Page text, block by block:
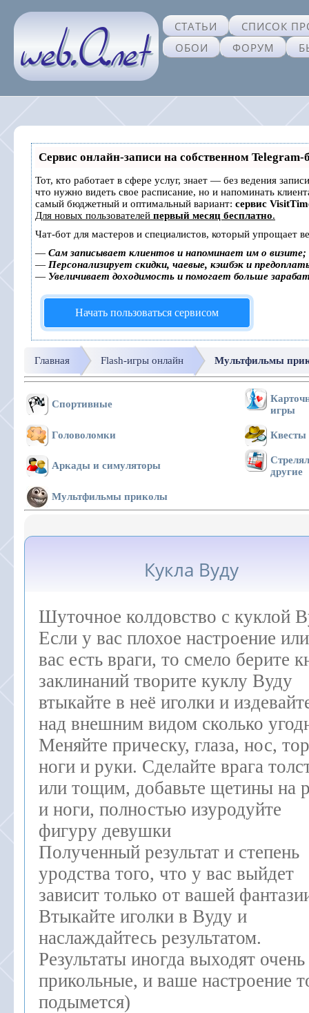
СТАТЬИ
СПИСОК
ОБОИ
ФОРУМ
Сервис онлайн-записи на собственном Telegram-
Тот, кто работает в сфере услуг, знает — без ведения
что нужно видеть свое расписание, но и напоминать
самый бюджетный и оптимальный вариант: сервис
Для новых пользователей первый месяц бесплатно.
Чат-бот для мастеров и специалистов, который упрощает
— Сам записывает клиентов и напоминает им о визите;
— Персонализирует скидки, чаевые, кэшбэк и
— Увеличивает доходимость и помогает больше
Начать пользоваться сервисом
Главная Flash-игры онлайн Мультфильмы
Спортивные
игры
Головоломки Квесты
Аркады и симуляторы
другие
Мультфильмы приколы
Кукла Вуду
Шуточное колдовство с куклой
Если у вас плохое настроение
вас есть враги, то смело берите
заклинаний творите куклу Вуду
втыкайте в неё иголки и
над внешним видом сколько
Меняйте прическу, глаза, нос,
ноги и руки. Сделайте врага
или тощим, добавьте щетины на
и ноги, полностью изуродуйте
фигуру девушки
Полученный результат и степень
уродства того, что у вас выйдет
зависит только от вашей
Втыкайте иголки в Вуду и
наслаждайтесь результатом.
Результаты иногда выходят очень
прикольные, и ваше настроение
подымется)